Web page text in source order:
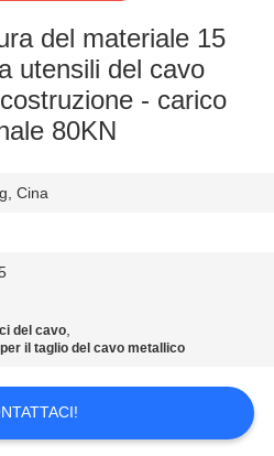
del materiale 15
utensili del cavo
- carico
80KN
Cina
del cavo,
il taglio del cavo metallico